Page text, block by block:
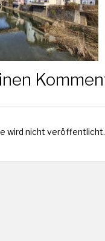
wird nicht veröffentlicht.